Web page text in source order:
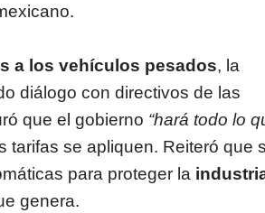
a los vehículos pesados, la
diálogo con directivos de las
que el gobierno “hará todo lo
tarifas se apliquen. Reiteró que
para proteger la
genera.